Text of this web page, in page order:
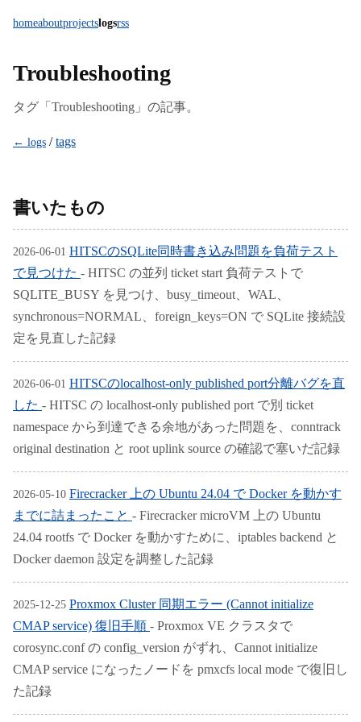
homeaboutprojectslogsrss
Troubleshooting
タグ「Troubleshooting」の記事。
← logs /tags
書いたもの
2026-06-01 HITSCのSQLite同時書き込み問題を負荷テスト
で見つけた - HITSC の並列 ticket start 負荷テストで
SQLITE_BUSY を見つけ、busy_timeout、WAL、
synchronous=NORMAL、foreign_keys=ON で SQLite 接続設
定を見直した記録
2026-06-01 HITSCのlocalhost-only published port分離バグを直
した - HITSC の localhost-only published port で別 ticket
namespace から到達できる余地があった問題を、conntrack
original destination と root uplink source の確認で塞いだ記録
2026-05-10 Firecracker 上の Ubuntu 24.04 で Docker を動かす
までに詰まったこと - Firecracker microVM 上の Ubuntu
24.04 rootfs で Docker を動かすために、iptables backend と
Docker daemon 設定を調整した記録
2025-12-25 Proxmox Cluster 同期エラー (Cannot initialize
CMAP service) 復旧手順 - Proxmox VE クラスタで
corosync.conf の config_version がずれ、Cannot initialize
CMAP service になったノードを pmxcfs local mode で復旧し
た記録